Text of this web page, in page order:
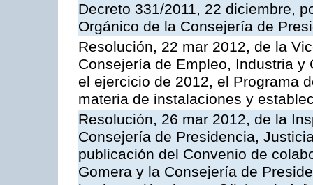
Decreto 331/2011, 22 diciembre,
Orgánico de la Consejería de
Resolución, 22 mar 2012, de la
Consejería de Empleo, Industria
el ejercicio de 2012, el Programa
materia de instalaciones y
Resolución, 26 mar 2012, de la
Consejería de Presidencia,
publicación del Convenio de
Gomera y la Consejería de